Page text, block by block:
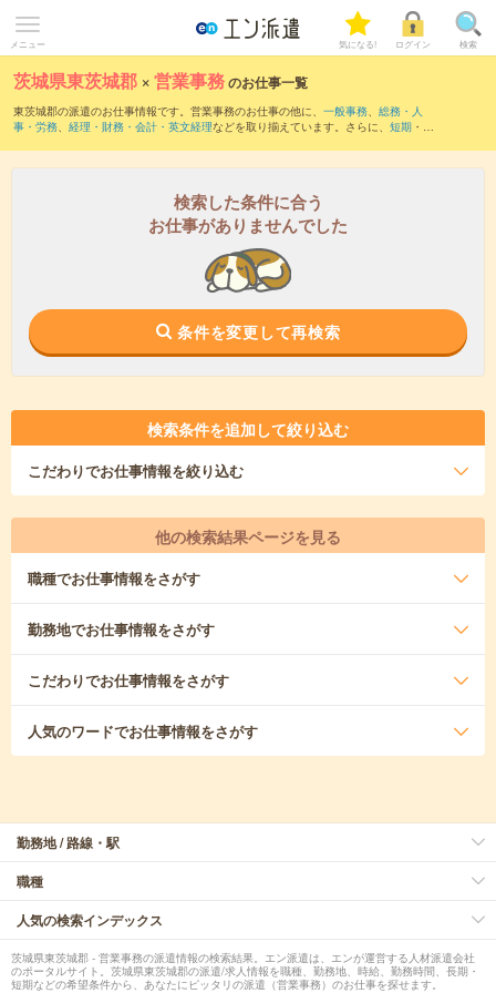
メニュー 気になる! ログイン 検索
茨城県東茨城郡 ×営業事務のお仕事一覧
東茨城郡の派遣のお仕事情報です。営業事務のお仕事の他に、 一般事務、 総務・人
事・労務、 経理・財務・会計・英文経理などを取り揃えています。さらに、 短期 ・ 単
検索した条件に合う
お仕事がありませんでした
条件を変更して再検索
検索条件を追加して絞り込む
こだわりでお仕事情報を絞り込む
他の検索結果ページを見る
職種でお仕事情報をさがす
勤務地でお仕事情報をさがす
こだわりでお仕事情報をさがす
人気のワードでお仕事情報をさがす
勤務地 / 路線・駅
職種
人気の検索インデックス
茨城県東茨城郡 - 営業事務の派遣情報の検索結果。エン派遣は、エンが運営する人材派遣会社
のポータルサイト。茨城県東茨城郡の派遣/求人情報を職種、勤務地、時給、勤務時間、長期・
短期などの希望条件から、あなたにピッタリの派遣（営業事務）のお仕事を探せます。